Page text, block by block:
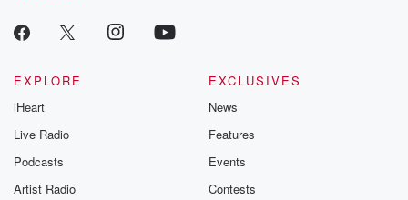
EXPLORE
iHeart
Live Radio
Podcasts
Artist Radio
EXCLUSIVES
News
Features
Events
Contests